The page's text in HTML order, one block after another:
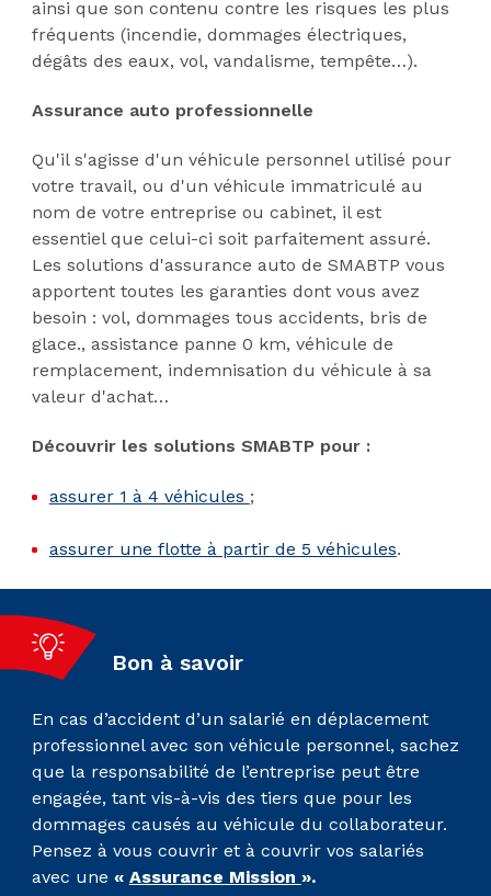
ainsi que son contenu contre les risques les plus
fréquents (incendie, dommages électriques,
dégâts des eaux, vol, vandalisme, tempête…).
Assurance auto professionnelle
Qu'il s'agisse d'un véhicule personnel utilisé pour
votre travail, ou d'un véhicule immatriculé au
nom de votre entreprise ou cabinet, il est
essentiel que celui-ci soit parfaitement assuré.
Les solutions d'assurance auto de SMABTP vous
apportent toutes les garanties dont vous avez
besoin : vol, dommages tous accidents, bris de
glace., assistance panne 0 km, véhicule de
remplacement, indemnisation du véhicule à sa
valeur d'achat…
Découvrir les solutions SMABTP pour :
assurer 1 à 4 véhicules ;
assurer une flotte à partir de 5 véhicules.
Bon à savoir
En cas d’accident d’un salarié en déplacement
professionnel avec son véhicule personnel, sachez
que la responsabilité de l’entreprise peut être
engagée, tant vis-à-vis des tiers que pour les
dommages causés au véhicule du collaborateur.
Pensez à vous couvrir et à couvrir vos salariés
avec une « Assurance Mission ».